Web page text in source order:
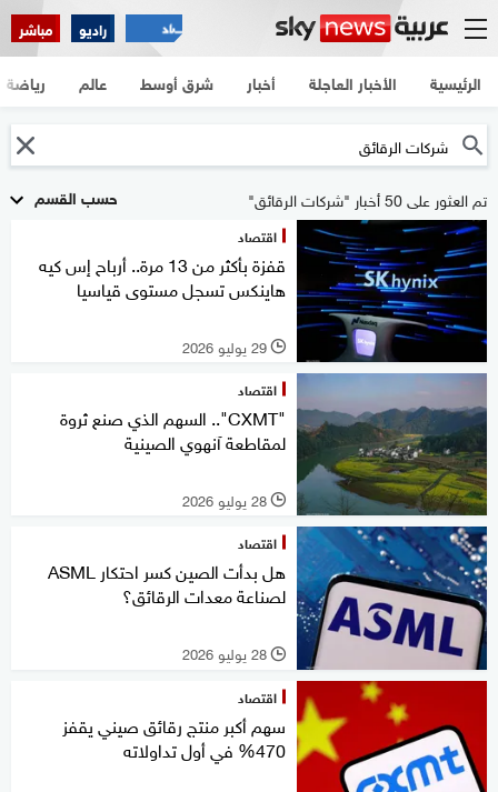
راديو مباشر
الرئيسية الأخبار العاجلة أخبار شرق أوسط عالم رياضة
حسب القسم تم العثور على 50 أخبار "شركات الرقائق"
اقتصاد
قفزة بأكثر من 13 مرة.. أرباح إس كيه
هاينكس تسجل مستوى قياسيا
l 29 يوليو 2026
اقتصاد
"CXMT".. السهم الذي صنع ثروة
لمقاطعة آنهوي الصينية
l 28 يوليو 2026
اقتصاد
هل بدأت الصين كسر احتكار ASML
لصناعة معدات الرقائق؟
l 28 يوليو 2026
اقتصاد
سهم أكبر منتج رقائق صيني يقفز
470% في أول تداولاته